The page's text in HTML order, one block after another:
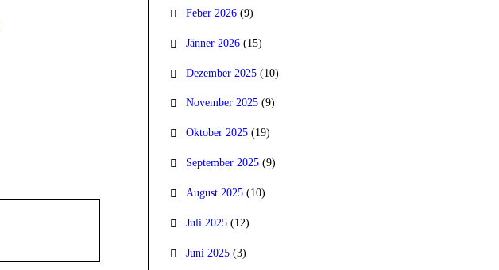
Feber 2026(9)
Jänner 2026(15)
Dezember 2025(10)
November 2025(9)
Oktober 2025(19)
September 2025(9)
August 2025(10)
Juli 2025(12)
Juni 2025(3)